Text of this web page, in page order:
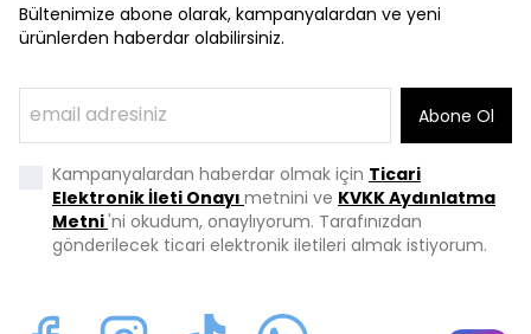
Bültenimize abone olarak, kampanyalardan ve yeni
ürünlerden haberdar olabilirsiniz.
Abone Ol
Kampanyalardan haberdar olmak için Ticari
Elektronik İleti Onayı metnini ve KVKK Aydınlatma
Metni'ni okudum, onaylıyorum. Tarafınızdan
gönderilecek ticari elektronik iletileri almak istiyorum.